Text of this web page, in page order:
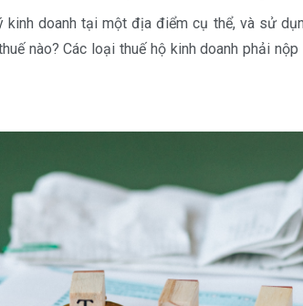
doanh tại một địa điểm cụ thể, và sử
nào? Các loại thuế hộ kinh doanh phải